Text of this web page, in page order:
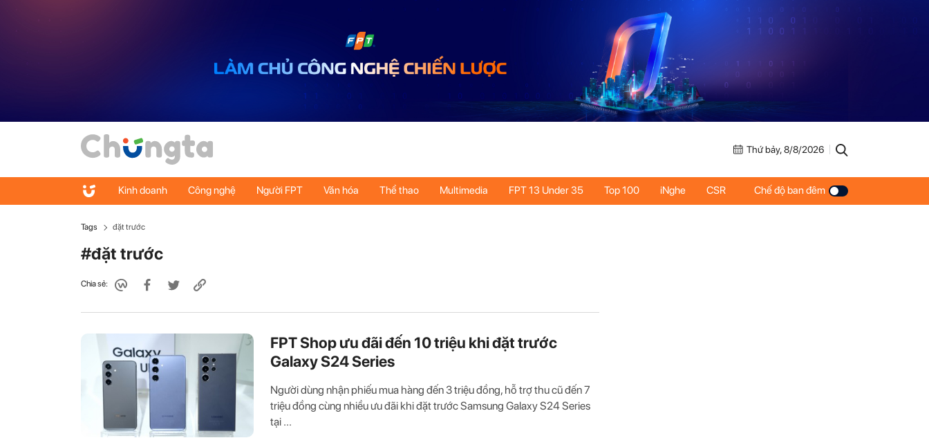
Thứ bảy, 8/8/2026
Kinh doanh Công nghệ Người FPT Văn hóa Thể thao Multimedia FPT 13 Under 35 Top 100 iNghe CSR Chế độ ban đêm
Tags đặt trước
#đặt trước
Chia sẻ:
FPT Shop ưu đãi đến 10 triệu khi đặt trước
Galaxy S24 Series
Người dùng nhận phiếu mua hàng đến 3 triệu đồng, hỗ trợ thu cũ đến 7
triệu đồng cùng nhiều ưu đãi khi đặt trước Samsung Galaxy S24 Series
tại ...